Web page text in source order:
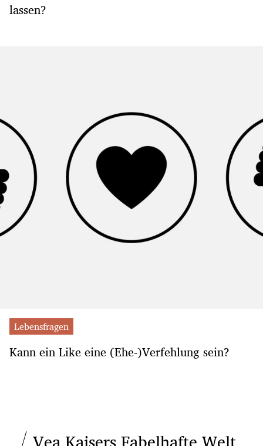
lassen?
Lebensfragen
Kann ein Like eine (Ehe-)Verfehlung sein?